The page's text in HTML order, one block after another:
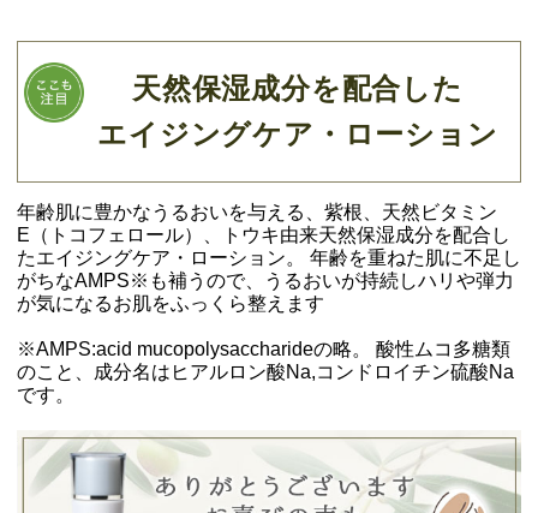
天然保湿成分を配合した
エイジングケア・ローション
年齢肌に豊かなうるおいを与える、紫根、天然ビタミン
E（トコフェロール）、トウキ由来天然保湿成分を配合し
たエイジングケア・ローション。 年齢を重ねた肌に不足し
がちなAMPS※も補うので、うるおいが持続しハリや弾力
が気になるお肌をふっくら整えます
※AMPS:acid mucopolysaccharideの略。 酸性ムコ多糖類
のこと、成分名はヒアルロン酸Na,コンドロイチン硫酸Na
です。